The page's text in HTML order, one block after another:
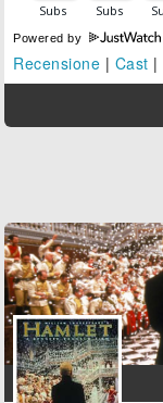
Powered by
Recensione | Cast |